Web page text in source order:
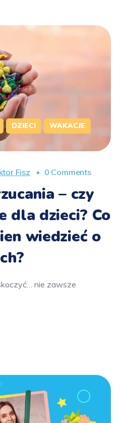
DZIECI WAKACJE
Fisz 0 Comments
– czy
dla dzieci? Co
wiedzieć o
nie zawsze